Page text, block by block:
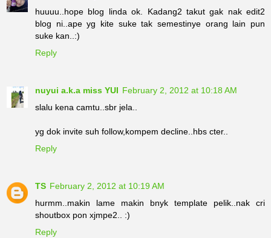
huuuu..hope blog linda ok. Kadang2 takut gak nak edit2
blog ni..ape yg kite suke tak semestinye orang lain pun
suke kan..:)
Reply
nuyui a.k.a miss YUI February 2, 2012 at 10:18 AM
slalu kena camtu..sbr jela..
yg dok invite suh follow,kompem decline..hbs cter..
Reply
TS February 2, 2012 at 10:19 AM
hurmm..makin lame makin bnyk template pelik..nak cri
shoutbox pon xjmpe2.. :)
Reply